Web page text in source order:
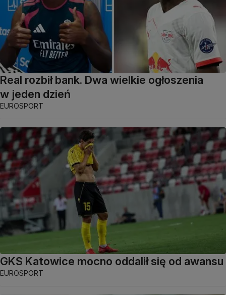
Real rozbił bank. Dwa wielkie ogłoszenia
w jeden dzień
EUROSPORT
GKS Katowice mocno oddalił się od awansu
EUROSPORT